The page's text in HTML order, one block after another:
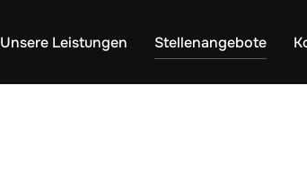
Unsere Leistungen Stellenangebote